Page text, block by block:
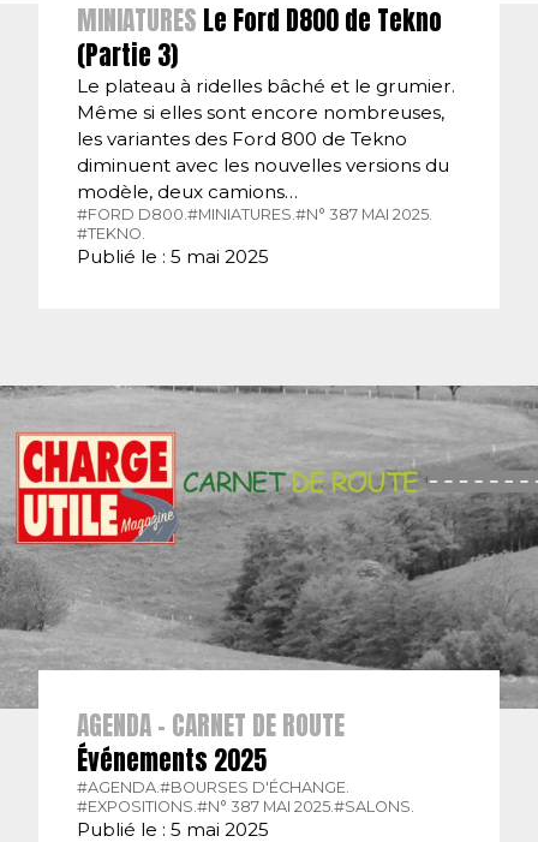
MINIATURES Le Ford D800 de Tekno
(Partie 3)
Le plateau à ridelles bâché et le grumier.
Même si elles sont encore nombreuses,
les variantes des Ford 800 de Tekno
diminuent avec les nouvelles versions du
modèle, deux camions…
#FORD D800.#MINIATURES.#N° 387 MAI 2025.
#TEKNO.
Publié le : 5 mai 2025
AGENDA - CARNET DE ROUTE
Événements 2025
#AGENDA. #BOURSES D'ÉCHANGE.
#EXPOSITIONS. #N° 387 MAI 2025. #SALONS.
Publié le : 5 mai 2025